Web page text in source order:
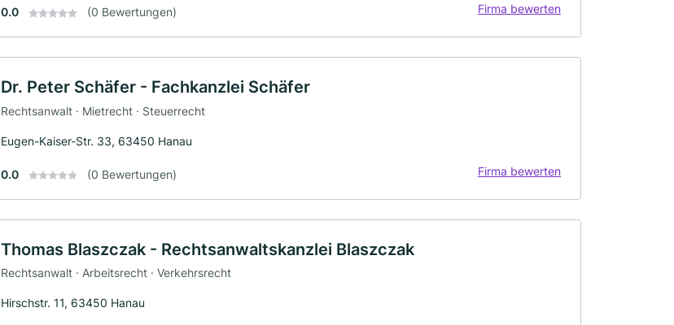
0.0 (0 Bewertungen) Firma bewerten
Dr. Peter Schäfer - Fachkanzlei Schäfer
Rechtsanwalt · Mietrecht · Steuerrecht
Eugen-Kaiser-Str. 33, 63450 Hanau
0.0 (0 Bewertungen) Firma bewerten
Thomas Blaszczak - Rechtsanwaltskanzlei Blaszczak
Rechtsanwalt · Arbeitsrecht · Verkehrsrecht
Hirschstr. 11, 63450 Hanau